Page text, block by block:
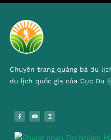
Chuyên trang quảng bá du
du lịch quốc gia của Cục Du